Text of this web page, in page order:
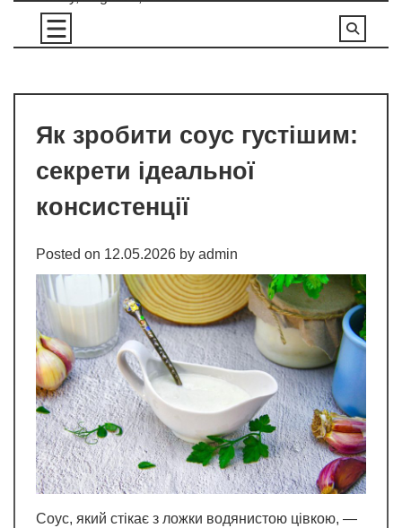
content
Як зробити соус густішим:
секрети ідеальної
консистенції
Posted on 12.05.2026 by admin
Соус, який стікає з ложки водянистою цівкою, —